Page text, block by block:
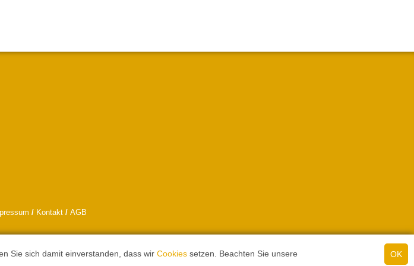
Sie sich damit einverstanden, dass wir Cookies setzen. Beachten Sie unsere
/ Kontakt / AGB